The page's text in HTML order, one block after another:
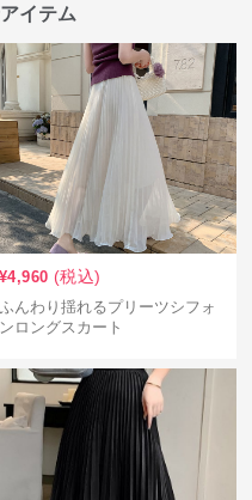
イテム
¥4,960 (税込)
ふんわり揺れるプリーツシフォ
ンロングスカート